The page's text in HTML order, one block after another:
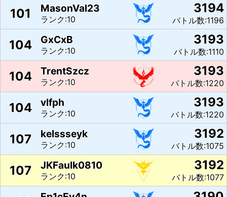
101 MasonVal23
ランク:10
3194
バトル数:1196
104 GxCxB
ランク:10
3193
バトル数:1110
104 TrentSzcz
ランク:10
3193
バトル数:1220
104 vlfph
ランク:10
3193
バトル数:1220
107 kelssseyk
ランク:10
3192
バトル数:1075
107 JKFaulk0810
ランク:10
3192
バトル数:1077